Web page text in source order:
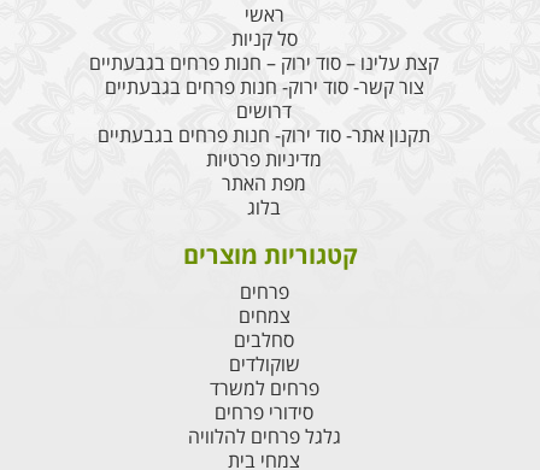
ראשי
סל קניות
קצת עלינו – סוד ירוק – חנות פרחים בגבעתיים
צור קשר- סוד ירוק- חנות פרחים בגבעתיים
דרושים
תקנון אתר- סוד ירוק- חנות פרחים בגבעתיים
מדיניות פרטיות
מפת האתר
בלוג
קטגוריות מוצרים
פרחים
צמחים
סחלבים
שוקולדים
פרחים למשרד
סידורי פרחים
גלגל פרחים להלוויה
צמחי בית